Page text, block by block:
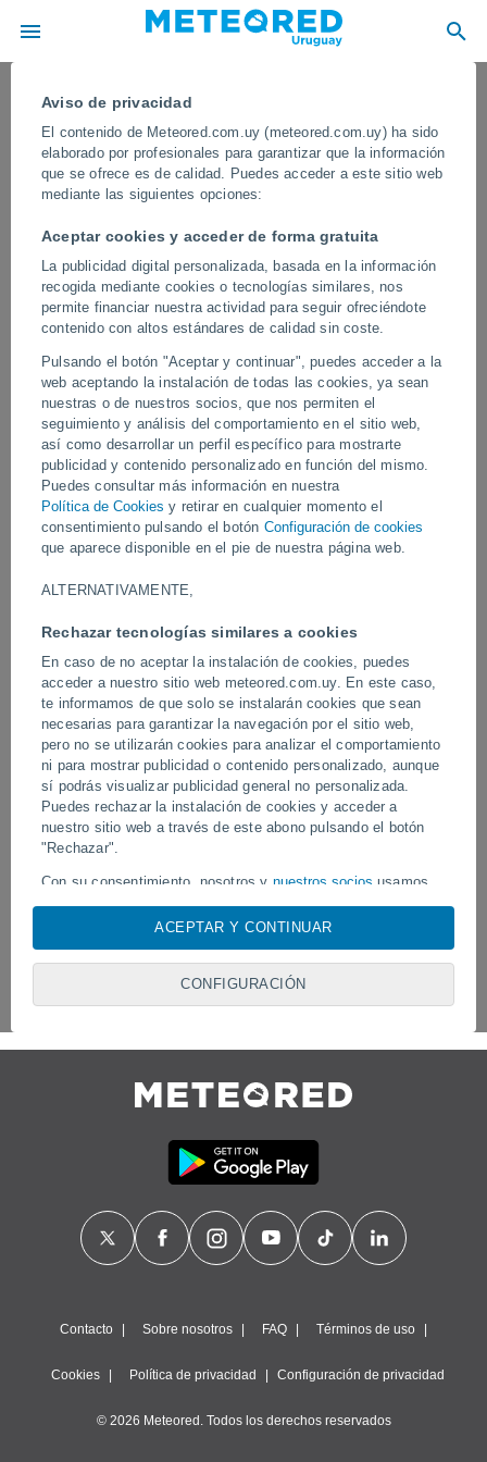
Aviso de privacidad
El contenido de Meteored.com.uy (meteored.com.uy) ha sido
elaborado por profesionales para garantizar que la información
que se ofrece es de calidad. Puedes acceder a este sitio web
mediante las siguientes opciones:
Aceptar cookies y acceder de forma gratuita
La publicidad digital personalizada, basada en la información
recogida mediante cookies o tecnologías similares, nos
permite financiar nuestra actividad para seguir ofreciéndote
contenido con altos estándares de calidad sin coste.
Pulsando el botón "Aceptar y continuar", puedes acceder a la
web aceptando la instalación de todas las cookies, ya sean
nuestras o de nuestros socios, que nos permiten el
seguimiento y análisis del comportamiento en el sitio web,
así como desarrollar un perfil específico para mostrarte
publicidad y contenido personalizado en función del mismo.
Puedes consultar más información en nuestra
Política de Cookies y retirar en cualquier momento el
consentimiento pulsando el botón Configuración de cookies
que aparece disponible en el pie de nuestra página web.
ALTERNATIVAMENTE,
Rechazar tecnologías similares a cookies
En caso de no aceptar la instalación de cookies, puedes
acceder a nuestro sitio web meteored.com.uy. En este caso,
te informamos de que solo se instalarán cookies que sean
necesarias para garantizar la navegación por el sitio web,
pero no se utilizarán cookies para analizar el comportamiento
ni para mostrar publicidad o contenido personalizado, aunque
sí podrás visualizar publicidad general no personalizada.
Puedes rechazar la instalación de cookies y acceder a
nuestro sitio web a través de este abono pulsando el botón
"Rechazar".
Con su consentimiento, nosotros y nuestros socios usamos
cookies, identificadores únicos o tecnologías similares para
almacenar, acceder y procesar datos personales como su
identificadores de cookies. Es posible que algunos
proveedores traten tus datos personales en virtud de un
interés legítimo, algo a lo que puedes oponerte. Para ello,
datos en cualquier momento haciendo clic en"Configurar"o
Nosotros y nuestros socios hacemos el siguiente
Almacenar la información en un dispositivo y/o acceder a
ella, uso de datos limitados para seleccionar anuncios
perfiles para seleccionar la publicidad personalizada, crear un
perfil para personalizar el contenido, uso de perfiles para la
selección de contenido personalizado, medir el rendimiento
la combinación de datos procedentes de diferentes fuentes,
con el objetivo de seleccionar el contenido.
mediante análisis de dispositivos, publicidad y contenido
ACEPTAR Y CONTINUAR
CONFIGURACIÓN
¡Campos de tulipanes floreciendo bajo
una intensa nevada! Estas imágenes
se han producido en la costa del mar
Negro de Turquía.
Este curioso fenómeno ha creado un contraste visual
impresionante, donde los vibrantes colores de los tulipanes
resaltan entre el blanco puro de la nieve recién caída.
Hoy
Un rayo impactó en un campo de
Síguenos
Contacto Sobre nosotros FAQ Términos de uso
Cookies Política de privacidad Configuración de privacidad
© 2026 Meteored. Todos los derechos reservados